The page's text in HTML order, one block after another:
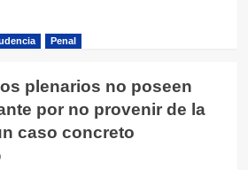
Penal
plenarios no poseen
por no provenir de la
caso concreto